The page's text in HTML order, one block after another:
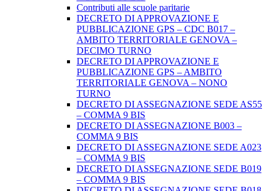
Contributi alle scuole paritarie
DECRETO DI APPROVAZIONE E
PUBBLICAZIONE GPS – CDC B017 –
AMBITO TERRITORIALE GENOVA –
DECIMO TURNO
DECRETO DI APPROVAZIONE E
PUBBLICAZIONE GPS – AMBITO
TERRITORIALE GENOVA – NONO
TURNO
DECRETO DI ASSEGNAZIONE SEDE AS55
– COMMA 9 BIS
DECRETO DI ASSEGNAZIONE B003 –
COMMA 9 BIS
DECRETO DI ASSEGNAZIONE SEDE A023
– COMMA 9 BIS
DECRETO DI ASSEGNAZIONE SEDE B019
– COMMA 9 BIS